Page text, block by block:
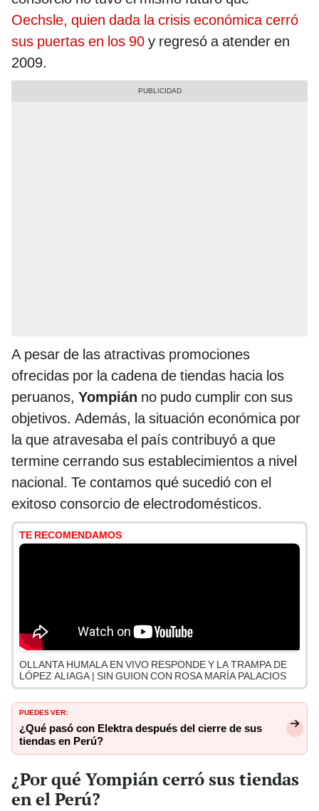
Oechsle, quien dada la crisis económica cerró
sus puertas en los 90 y regresó a atender en
2009.
A pesar de las atractivas promociones
ofrecidas por la cadena de tiendas hacia los
peruanos, Yompián no pudo cumplir con sus
objetivos. Además, la situación económica por
la que atravesaba el país contribuyó a que
termine cerrando sus establecimientos a nivel
nacional. Te contamos qué sucedió con el
exitoso consorcio de electrodomésticos.
TE RECOMENDAMOS
OLLANTA HUMALA EN VIVO RESPONDE Y LA TRAMPA DE
LÓPEZ ALIAGA | SIN GUION CON ROSA MARÍA PALACIOS
PUEDES VER:
¿Qué pasó con Elektra después del cierre de sus
tiendas en Perú?
¿Por qué Yompián cerró sus tiendas
en el Perú?